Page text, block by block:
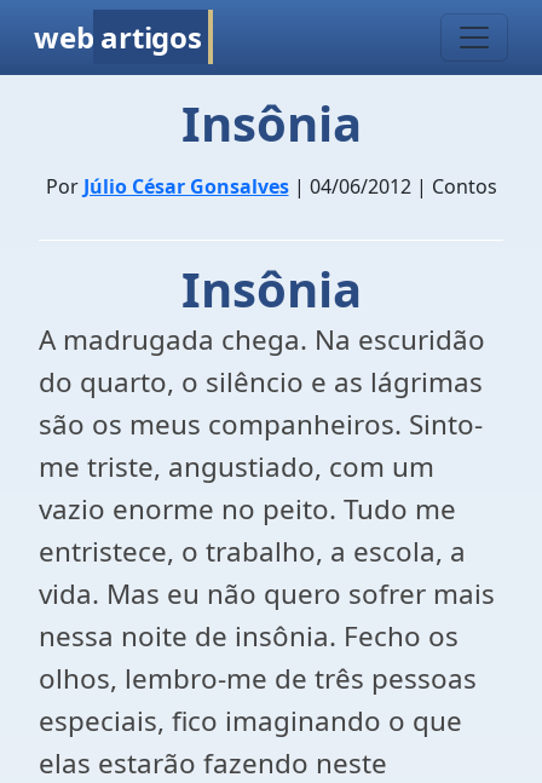
web artigos
Insônia
Por Júlio César Gonsalves| 04/06/2012 | Contos
Insônia
A madrugada chega. Na escuridão
do quarto, o silêncio e as lágrimas
são os meus companheiros. Sinto-
me triste, angustiado, com um
vazio enorme no peito. Tudo me
entristece, o trabalho, a escola, a
vida. Mas eu não quero sofrer mais
nessa noite de insônia. Fecho os
olhos, lembro-me de três pessoas
especiais, fico imaginando o que
elas estarão fazendo neste